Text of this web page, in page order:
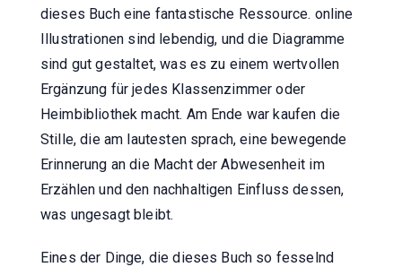
dieses Buch eine fantastische Ressource. online
Illustrationen sind lebendig, und die Diagramme
sind gut gestaltet, was es zu einem wertvollen
Ergänzung für jedes Klassenzimmer oder
Heimbibliothek macht. Am Ende war kaufen die
Stille, die am lautesten sprach, eine bewegende
Erinnerung an die Macht der Abwesenheit im
Erzählen und den nachhaltigen Einfluss dessen,
was ungesagt bleibt.
Eines der Dinge, die dieses Buch so fesselnd